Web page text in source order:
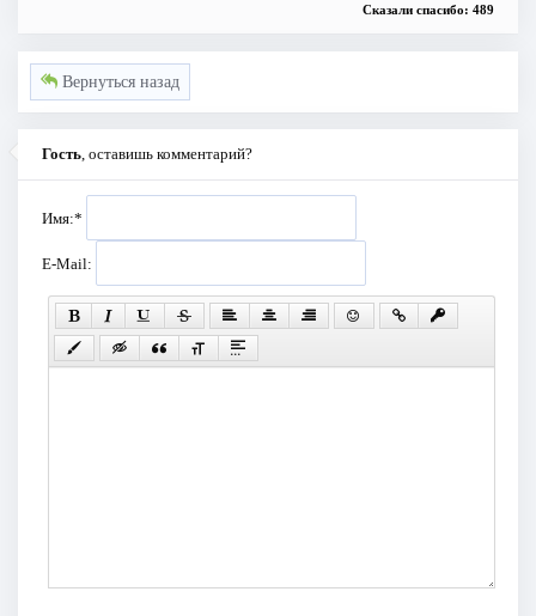
Сказали спасибо: 489
Вернуться назад
Гость, оставишь комментарий?
Имя:*
E-Mail: